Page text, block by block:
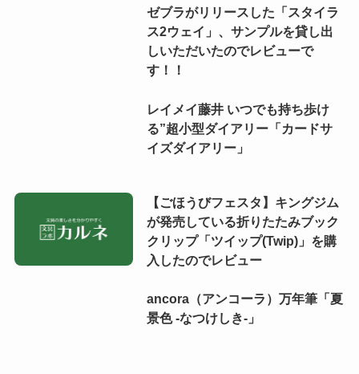
ゼブラがリリースした「スタイラ
ス2ウェイ」、サンプルを貸し出
しいただいたのでレビューで
す！！
レイメイ藤井 いつでも持ち歩け
る”超小型ダイアリー「カードサ
イズダイアリー」
【ごほうびフェスタ】キングジム
が発売している折りたたみブック
クリップ「ツイップ(Twip)」を購
入したのでレビュー
ancora（アンコーラ）万年筆「夏
景色 -なつけしき-」